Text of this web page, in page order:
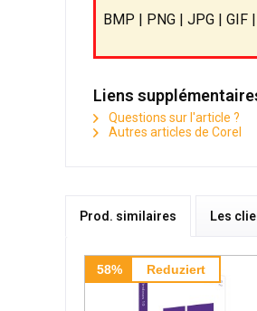
BMP | PNG | JPG | GIF
Liens
Questions sur l'article ?
Autres articles de Corel
Prod. similaires Les
58% Reduziert